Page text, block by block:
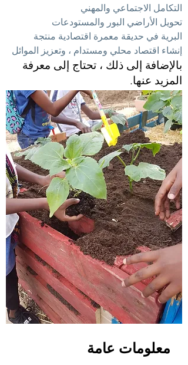
التكامل الاجتماعي والمهني
تحويل الأراضي البور والمستودعات
البرية في حديقة معمرة اقتصادية منتجة
إنشاء اقتصاد محلي ومستدام ، وتعزيز الموائل
بالإضافة إلى ذلك ، تحتاج إلى معرفة
المزيد عنها.
معلومات عامة